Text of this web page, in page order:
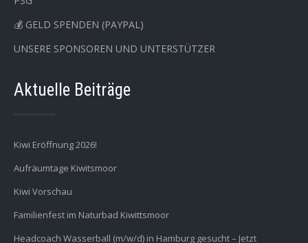
💰 GELD SPENDEN (PAYPAL)
UNSERE SPONSOREN UND UNTERSTÜTZER
Aktuelle Beiträge
Kiwi Eröffnung 2026!
Aufräumtage Kiwitsmoor
Kiwi Vorschau
Familienfest im Naturbad Kiwittsmoor
Headcoach Wasserball (m/w/d) in Hamburg gesucht – Jetzt